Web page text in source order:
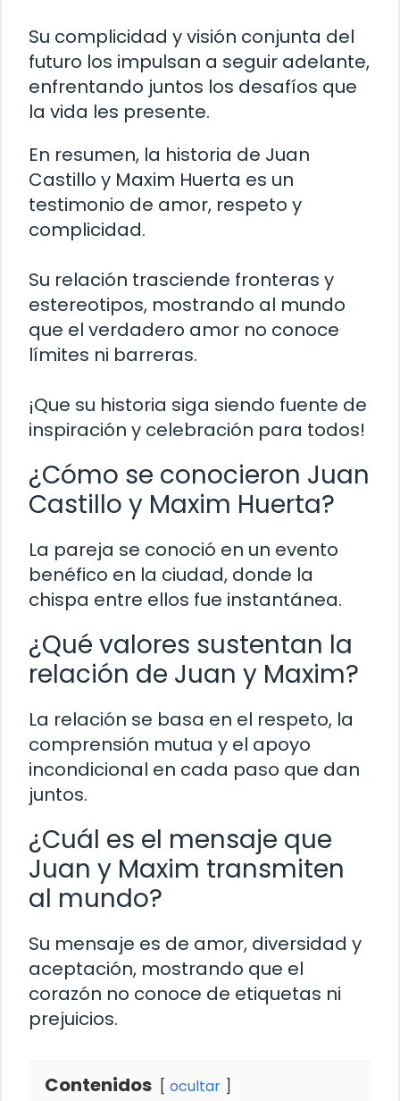
Su complicidad y visión conjunta del
futuro los impulsan a seguir adelante,
enfrentando juntos los desafíos que
la vida les presente.
En resumen, la historia de Juan
Castillo y Maxim Huerta es un
testimonio de amor, respeto y
complicidad.
Su relación trasciende fronteras y
estereotipos, mostrando al mundo
que el verdadero amor no conoce
límites ni barreras.
¡Que su historia siga siendo fuente de
inspiración y celebración para todos!
¿Cómo se conocieron Juan
Castillo y Maxim Huerta?
La pareja se conoció en un evento
benéfico en la ciudad, donde la
chispa entre ellos fue instantánea.
¿Qué valores sustentan la
relación de Juan y Maxim?
La relación se basa en el respeto, la
comprensión mutua y el apoyo
incondicional en cada paso que dan
juntos.
¿Cuál es el mensaje que
Juan y Maxim transmiten
al mundo?
Su mensaje es de amor, diversidad y
aceptación, mostrando que el
corazón no conoce de etiquetas ni
prejuicios.
Contenidos ocultar